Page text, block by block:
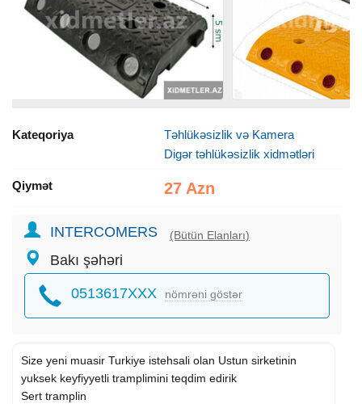
Kateqoriya
Təhlükəsizlik və Kamera
Digər təhlükəsizlik xidmətləri
Qiymət 27 Azn
INTERCOMERS (Bütün Elanları)
Bakı şəhəri
0513617XXX nömrəni göstər
Size yeni muasir Turkiye istehsali olan Ustun sirketinin
yuksek keyfiyyetli tramplimini teqdim edirik
Sert tramplin